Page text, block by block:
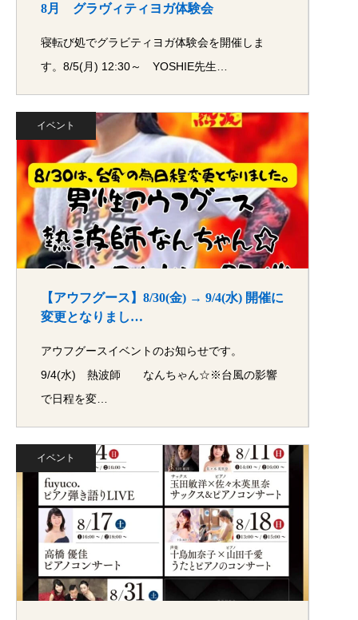
8月 グラヴィティヨガ体験会
寝転び処でグラビティヨガ体験会を開催しま
す。8/5(月) 12:30～ YOSHIE先生…
イベント
【アウフグース】8/30(金) → 9/4(水) 開催に
変更となりまし…
アウフグースイベントのお知らせです。
9/4(水) 熱波師 なんちゃん☆※台風の影響
で日程を変…
イベント